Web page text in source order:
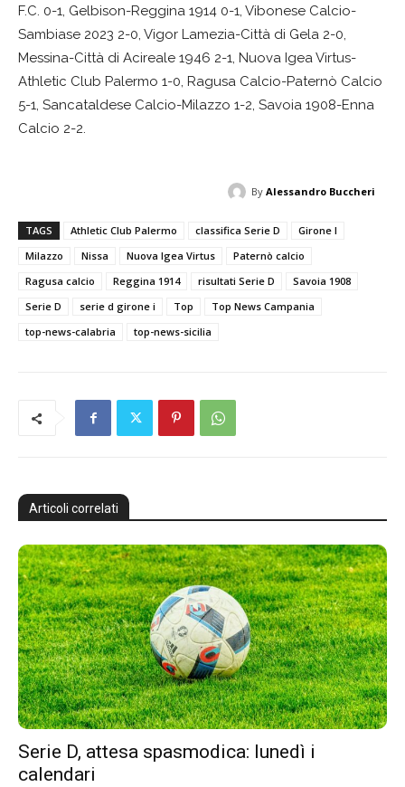
F.C. 0-1, Gelbison-Reggina 1914 0-1, Vibonese Calcio-
Sambiase 2023 2-0, Vigor Lamezia-Città di Gela 2-0,
Messina-Città di Acireale 1946 2-1, Nuova Igea Virtus-
Athletic Club Palermo 1-0, Ragusa Calcio-Paternò Calcio
5-1, Sancataldese Calcio-Milazzo 1-2, Savoia 1908-Enna
Calcio 2-2.
By Alessandro Buccheri
TAGS Athletic Club Palermo classifica Serie D
Girone I
Milazzo
Nissa Nuova Igea Virtus
Paternò calcio
Ragusa calcio
Reggina 1914 risultati Serie D
Savoia 1908
Serie D
serie d girone i Top
Top News Campania
top-news-calabria
top-news-sicilia
Articoli correlati
Serie D, attesa spasmodica: lunedì i
calendari